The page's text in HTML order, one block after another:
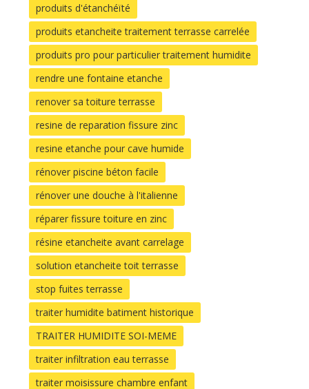
produits d'étanchéïté
produits etancheite traitement terrasse carrelée
produits pro pour particulier traitement humidite
rendre une fontaine etanche
renover sa toiture terrasse
resine de reparation fissure zinc
resine etanche pour cave humide
rénover piscine béton facile
rénover une douche à l'italienne
réparer fissure toiture en zinc
résine etancheite avant carrelage
solution etancheite toit terrasse
stop fuites terrasse
traiter humidite batiment historique
TRAITER HUMIDITE SOI-MEME
traiter infiltration eau terrasse
traiter moisissure chambre enfant